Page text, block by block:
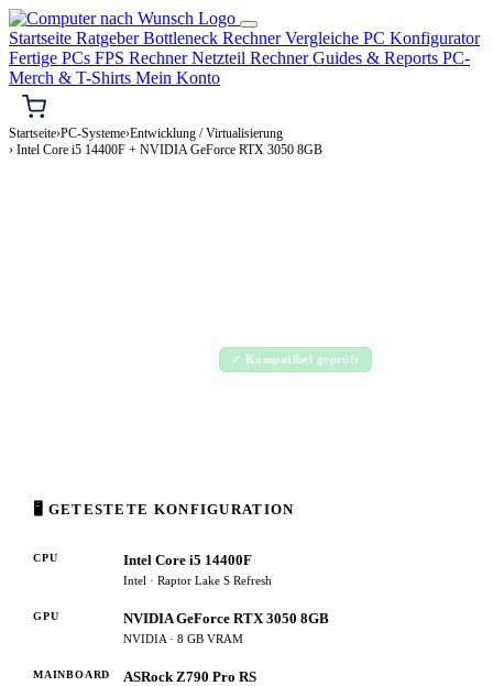
Startseite RatgeberBottleneck RechnerVergleiche PC Konfigurator
Fertige PCs FPS RechnerNetzteil RechnerGuides & Reports PC-
Merch & T-Shirts Mein Konto
Startseite›PC-Systeme›Entwicklung / Virtualisierung
› Intel Core i5 14400F + NVIDIA GeForce RTX 3050 8GB
✓ Kompatibel geprüft
🖥 GETESTETE KONFIGURATION
CPU Intel Core i5 14400F
Intel · Raptor Lake S Refresh
GPU NVIDIA GeForce RTX 3050 8GB
NVIDIA · 8 GB VRAM
MAINBOARD ASRock Z790 Pro RS